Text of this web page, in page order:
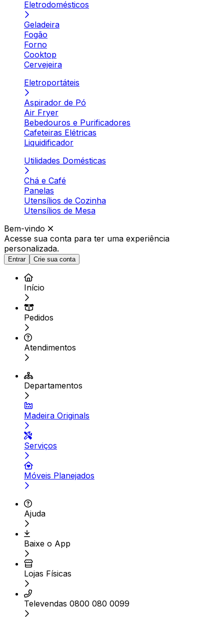
Eletrodomésticos
Geladeira
Fogão
Forno
Cooktop
Cervejeira
Eletroportáteis
Aspirador de Pó
Air Fryer
Bebedouros e Purificadores
Cafeteiras Elétricas
Liquidificador
Utilidades Domésticas
Chá e Café
Panelas
Utensílios de Cozinha
Utensílios de Mesa
Bem-vindo
Acesse sua conta para ter uma experiência
personalizada.
Entrar Crie sua conta
Início
Pedidos
Atendimentos
Departamentos
Madeira Originals
Serviços
Móveis Planejados
Ajuda
Baixe o App
Lojas Físicas
Televendas 0800 080 0099